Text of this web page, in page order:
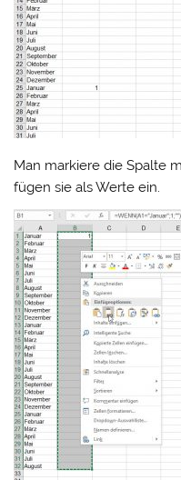
Man markiere die Spalte
fügen sie als Werte ein.